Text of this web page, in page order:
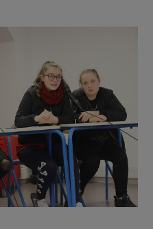
2 fois par
paroles animés
individuels en fonction
Par ailleurs, 20 jeunes
par
insertion